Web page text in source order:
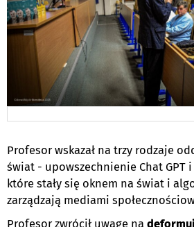
Profesor wskazał na trzy rodzaje
świat - upowszechnienie Chat GPT i
które stały się oknem na świat i
zarządzają mediami
Profesor zwrócił uwagę na